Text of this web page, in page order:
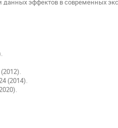
эффектов в современных
(2014).